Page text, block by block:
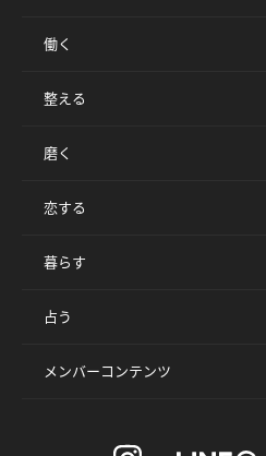
働く
整える
磨く
恋する
暮らす
占う
メンバーコンテンツ